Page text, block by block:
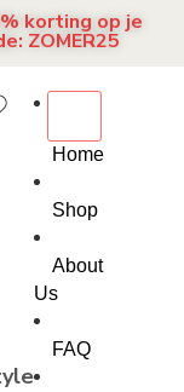
korting op je
ZOMER25
Home
Shop
About
Us
FAQ